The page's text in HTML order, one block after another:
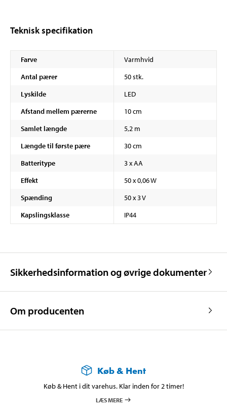
Teknisk specifikation
Farve
Varmhvid
Antal pærer
50 stk.
Lyskilde
LED
Afstand mellem pærerne
10 cm
Samlet længde
5,2 m
Længde til første pære
30 cm
Batteritype
3 x AA
Effekt
50 x 0,06 W
Spænding
50 x 3 V
Kapslingsklasse
IP44
Sikkerhedsinformation og øvrige dokumenter
Om producenten
Køb & Hent
Køb & Hent i dit varehus. Klar inden for 2 timer!
LÆS MERE